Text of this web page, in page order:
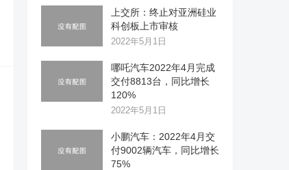
上交所：终止对亚洲硅业
科创板上市审核
2022年5月1日
哪吒汽车2022年4月完成
交付8813台，同比增长
120%
2022年5月1日
小鹏汽车：2022年4月交
付9002辆汽车，同比增长
75%